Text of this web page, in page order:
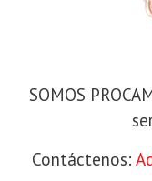
SOMOS
Contáctenos: